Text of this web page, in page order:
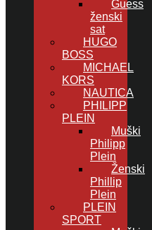
Guess
ženski
sat
HUGO
BOSS
MICHAEL
KORS
NAUTICA
PHILIPP
PLEIN
Muški
Philipp
Plein
Ženski
Phillip
Plein
PLEIN
SPORT